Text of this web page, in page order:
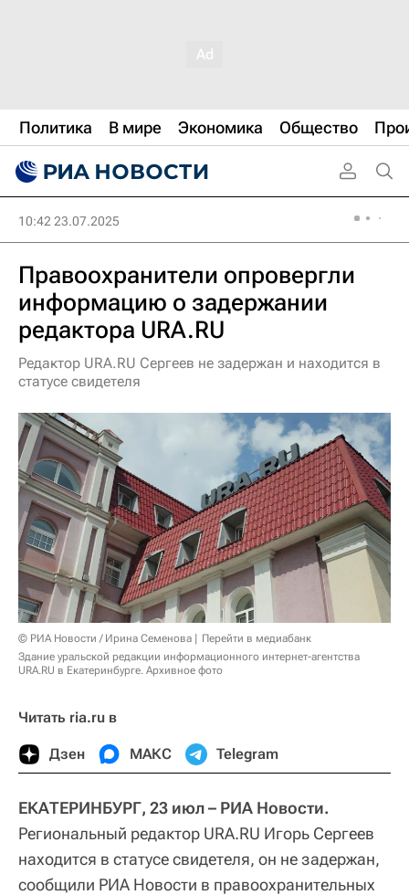
Политика В мире Экономика Общество
10:42 23.07.2025
Правоохранители опровергли
информацию о задержании
редактора URA.RU
Редактор URA.RU Сергеев не задержан и находится в
статусе свидетеля
© РИА Новости / Ирина Семенова
Перейти в медиабанк
Здание уральской редакции информационного интернет-агентства
URA.RU в Екатеринбурге. Архивное фото
Читать ria.ru в
Дзен МАКС Telegram
ЕКАТЕРИНБУРГ, 23 июл – РИА Новости.
Региональный редактор URA.RU Игорь Сергеев
находится в статусе свидетеля, он не задержан,
сообщили РИА Новости в правоохранительных